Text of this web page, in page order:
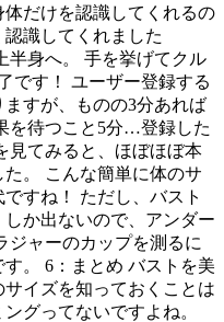
だけを認識してくれるの
識してくれました
半身へ。 手を挙げてクル
です！ ユーザー登録する
すが、ものの3分あれば
を待つこと5分…登録した
見てみると、ほぼほぼ本
。 こんな簡単に体のサ
すね！ ただし、バスト
か出ないので、アンダー
ジャーのカップを測るに
。 6：まとめ バストを美
イズを知っておくことは
グってないですよね。